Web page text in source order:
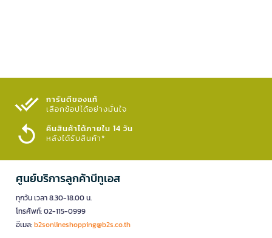
การันตีของแท้
เลือกช้อปได้อย่างมั่นใจ​
คืนสินค้าได้ภายใน 14 วัน
หลังได้รับสินค้า*
ศูนย์บริการลูกค้าบีทูเอส
ทุกวัน เวลา 8.30-18.00 น.
โทรศัพท์: 02-115-0999
อีเมล:b2sonlineshopping@b2s.co.th